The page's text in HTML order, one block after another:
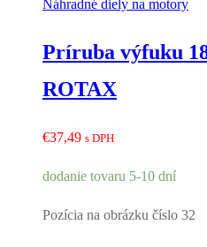
Náhradné diely na motory
Príruba výfuku
ROTAX
€37,49 s DPH
dodanie tovaru 5-10 dní
Pozícia na obrázku číslo 32